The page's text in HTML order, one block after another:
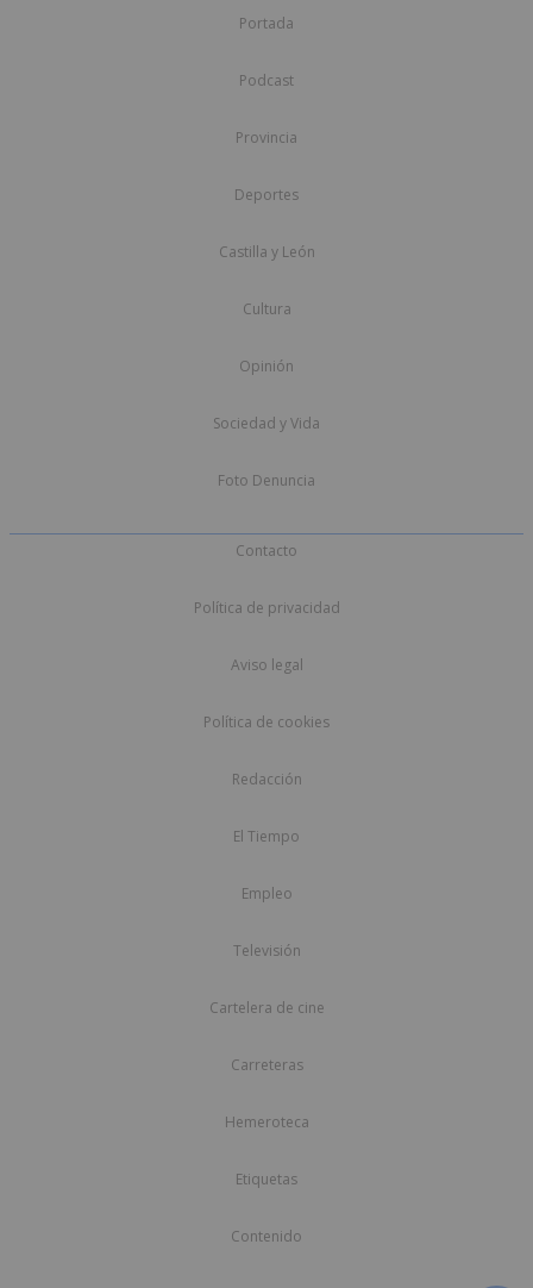
Portada
Podcast
Provincia
Deportes
Castilla y León
Cultura
Opinión
Sociedad y Vida
Foto Denuncia
Contacto
Política de privacidad
Aviso legal
Política de cookies
Redacción
El Tiempo
Empleo
Televisión
Cartelera de cine
Carreteras
Hemeroteca
Etiquetas
Contenido